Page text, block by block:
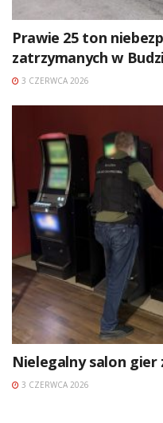
Prawie 25 ton
zatrzymanych w
3 CZERWCA 2026
Nielegalny salon
3 CZERWCA 2026